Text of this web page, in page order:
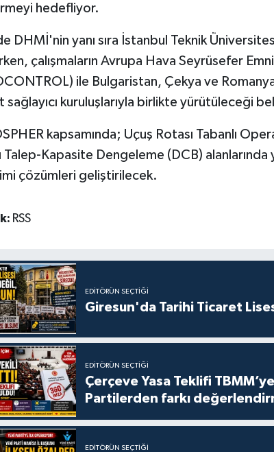
hedefliyor.
DHMİ'nin yanı sıra İstanbul Teknik
çalışmaların Avrupa Hava Seyrüsefer
ile Bulgaristan, Çekya ve
sağlayıcı kuruluşlarıyla birlikte yürütüleceği
kapsamında; Uçuş Rotası Tabanlı
Talep-Kapasite Dengeleme (DCB)
çözümleri geliştirilecek.
RSS
EDITÖRÜN SEÇTIĞI
Giresun'da Tarihi Ticaret
EDITÖRÜN SEÇTIĞI
Çerçeve Yasa Teklifi
Partilerden farkı
EDITÖRÜN SEÇTIĞI